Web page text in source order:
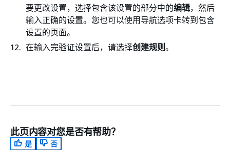
要更改设置，选择包含该设置的部分中的编辑，然后
输入正确的设置。您也可以使用导航选项卡转到包含
设置的页面。
在输入完验证设置后，请选择创建规则。
此页内容对您是否有帮助？
是
否